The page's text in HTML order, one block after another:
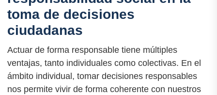
toma de decisiones
ciudadanas
Actuar de forma responsable tiene múltiples
ventajas, tanto individuales como colectivas. En el
ámbito individual, tomar decisiones responsables
nos permite vivir de forma coherente con nuestros